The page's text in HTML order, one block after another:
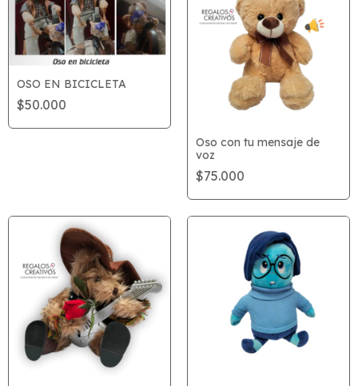
OSO EN BICICLETA
$50.000
Oso con tu mensaje de
voz
$75.000